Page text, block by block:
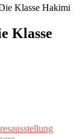
Klasse Hakimi
Klasse